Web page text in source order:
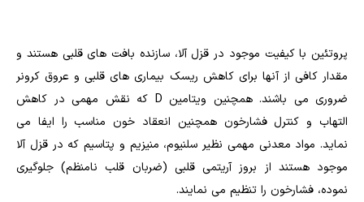
پروتئین با کیفیت موجود در قزل آلا، سازنده بافت های قلبی هستند و
مقدار کافی از آنها برای کاهش ریسک بیماری های قلبی و عروق کرونر
ضروری می باشند. همچنین ویتامین D که نقش مهمی در کاهش
التهاب و کنترل فشارخون همچنین انعقاد خون مناسب را ایفا می
نماید. مواد معدنی مهمی نظیر سلنیوم، منیزیم و پتاسیم که در قزل آلا
موجود هستند از بروز آریتمی قلبی (ضربان قلب نامنظم) جلوگیری
نموده، فشارخون را تنظیم می نمایند.